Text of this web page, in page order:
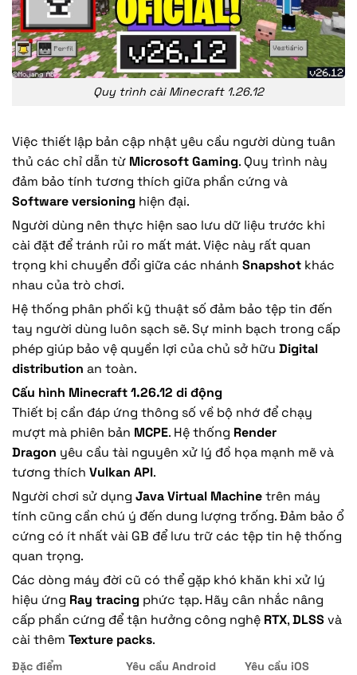
Quy trình cài Minecraft 1.26.12
Việc thiết lập bản cập nhật yêu cầu người dùng tuân
thủ các chỉ dẫn từ Microsoft Gaming. Quy trình này
đảm bảo tính tương thích giữa phần cứng và
Software versioning hiện đại.
Người dùng nên thực hiện sao lưu dữ liệu trước khi
cài đặt để tránh rủi ro mất mát. Việc này rất quan
trọng khi chuyển đổi giữa các nhánh Snapshot khác
nhau của trò chơi.
Hệ thống phân phối kỹ thuật số đảm bảo tệp tin đến
tay người dùng luôn sạch sẽ. Sự minh bạch trong cấp
phép giúp bảo vệ quyền lợi của chủ sở hữu Digital
distribution an toàn.
Cấu hình Minecraft 1.26.12 di động
Thiết bị cần đáp ứng thông số về bộ nhớ để chạy
mượt mà phiên bản MCPE. Hệ thống Render
Dragon yêu cầu tài nguyên xử lý đồ họa mạnh mẽ và
tương thích Vulkan API.
Người chơi sử dụng Java Virtual Machinetrên máy
tính cũng cần chú ý đến dung lượng trống. Đảm bảo ổ
cứng có ít nhất vài GB để lưu trữ các tệp tin hệ thống
quan trọng.
Các dòng máy đời cũ có thể gặp khó khăn khi xử lý
hiệu ứng Ray tracing phức tạp. Hãy cân nhắc nâng
cấp phần cứng để tận hưởng công nghệ RTX,DLSSvà
cài thêm Texture packs.
Đặc điểm Yêu cầu Android
Yêu cầu iOS